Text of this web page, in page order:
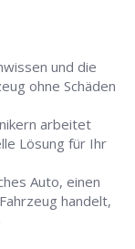
und die
ohne Schäden
arbeitet
Lösung für Ihr
Auto, einen
handelt,